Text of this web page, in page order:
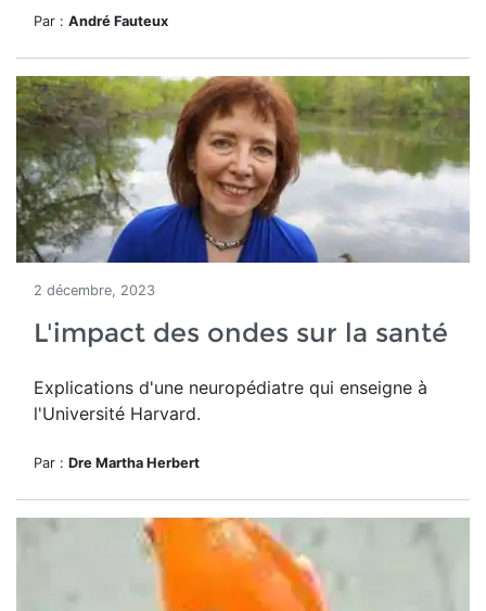
Par : André Fauteux
2 décembre, 2023
L'impact des ondes sur la santé
Explications d'une neuropédiatre qui enseigne à
l'Université Harvard.
Par : Dre Martha Herbert